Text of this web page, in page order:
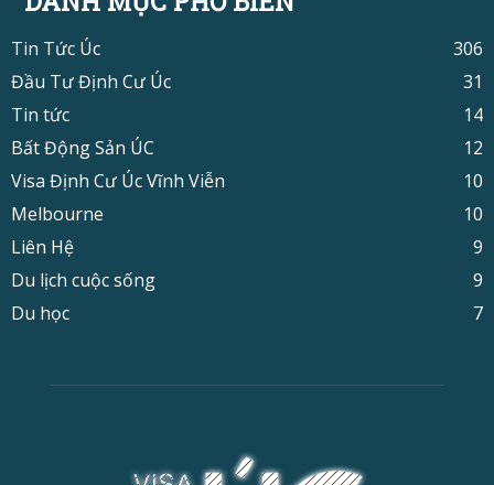
Tin Tức Úc
306
Đầu Tư Định Cư Úc
31
Tin tức
14
Bất Động Sản ÚC
12
Visa Định Cư Úc Vĩnh Viễn
10
Melbourne
10
Liên Hệ
9
Du lịch cuộc sống
9
Du học
7